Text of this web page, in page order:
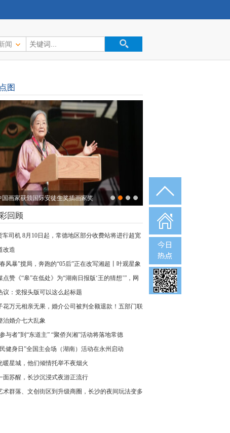
闻
图
国画家获颁国际安徒生奖插画家奖
回顾
车司机 8月10日起，常德地区部分收费站将进行超宽
改造
风暴”搅局，奔跑的“05后”正在改写湘超丨叶观星象
点赞《“皋”在低处》为“湖南日报版‘王的猜想’”，网
议：党报头版可以这么起标题
花万元相亲无果，婚介公司被判全额退款！五部门联
治婚介七大乱象
与者”到“东道主” “聚侨兴湘”活动将落地常德
健身日”全国主会场（湖南）活动在永州启动
暖星城，他们倾情托举不夜烟火
面苏醒，长沙沉浸式夜游正流行
术群落、文创街区到升级商圈，长沙的夜间玩法变多